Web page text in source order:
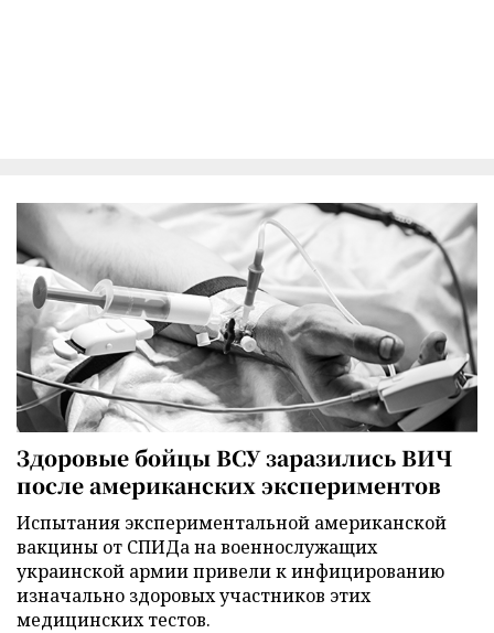
Здоровые бойцы ВСУ заразились ВИЧ
после американских экспериментов
Испытания экспериментальной американской
вакцины от СПИДа на военнослужащих
украинской армии привели к инфицированию
изначально здоровых участников этих
медицинских тестов.